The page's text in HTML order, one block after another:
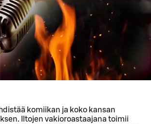
komiikan ja koko kansan
Iltojen vakioroastaajana toimii